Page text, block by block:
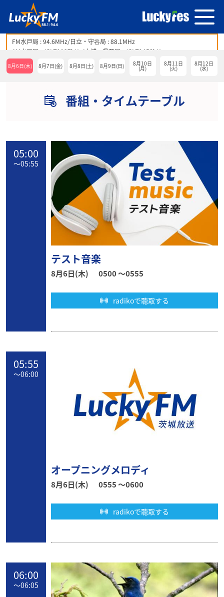
FM水戸局 : 94.6MHz/日立・守谷局 : 88.1MHz
AM水戸局 : JOYF1197kHz/土浦・県西局 : JOYF1458kHz
8月6日(木) 8月7日(金) 8月8日(土) 8月9日(日) 8月10日
(月)
8月11日
(火)
8月12日
(水)
番組・タイムテーブル
05:00
〜05:55
テスト音楽
8月6日(木) 0500 〜0555
radikoで聴取する
05:55
〜06:00
オープニングメロディ
8月6日(木) 0555 〜0600
radikoで聴取する
06:00
〜06:05